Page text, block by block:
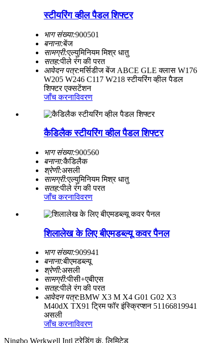
स्टीयरिंग व्हील पैडल शिफ्टर
भाग संख्या:900501
बनाना:बेंज
सामग्री:एल्युमिनियम मिश्र धातु
सतह:पीले रंग की परत
आवेदन पत्र:मर्सिडीज बेंज ABCE GLE क्लास W176
W205 W246 C117 W218 स्टीयरिंग व्हील पैडल
शिफ्टर एक्सटेंशन
जाँच करनाविवरण
कैडिलैक स्टीयरिंग व्हील पैडल शिफ्टर
भाग संख्या:900560
बनाना:कैडिलैक
श्रेणी:असली
सामग्री:एल्युमिनियम मिश्र धातु
सतह:पीले रंग की परत
जाँच करनाविवरण
शिलालेख के लिए बीएमडब्ल्यू कवर पैनल
भाग संख्या:909941
बनाना:बीएमडब्ल्यू
श्रेणी:असली
सामग्री:पीसी+एबीएस
सतह:पीले रंग की परत
आवेदन पत्र:BMW X3 M X4 G01 G02 X3
M40dX TX91 ट्रिम फॉर इंस्क्रिप्शन 51166819941
असली
जाँच करनाविवरण
Ningbo Werkwell Intl ट्रेडिंग कं, लिमिटेड